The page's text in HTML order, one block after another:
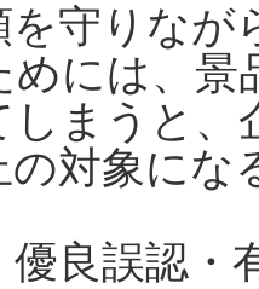
を守りなが
めには、
しまうと、
の対象に
良誤認・